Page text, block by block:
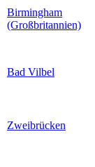
Birmingham
(Großbritannien)
Bad Vilbel
Zweibrücken